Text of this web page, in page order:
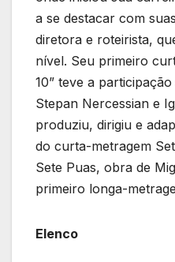
a se destacar com
diretora e roteirista,
nível. Seu primeiro
10” teve a
Stepan Nercessian e
produziu, dirigiu e
do curta-metragem
Sete Puas, obra de
primeiro longa-
Elenco